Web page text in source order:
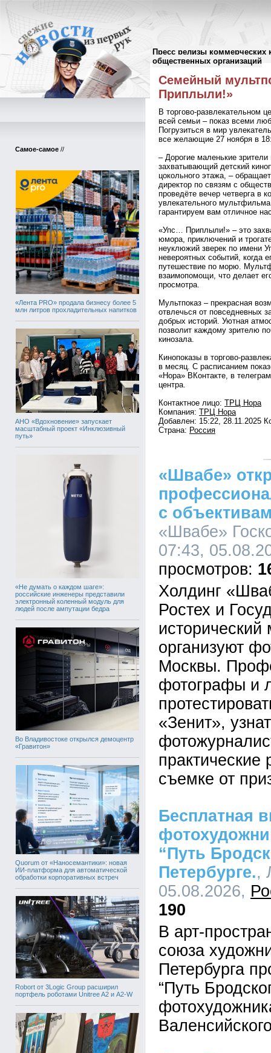
Пресс релизы коммерческих
общественных организаций
Самое-самое //
«Лента PRO» продала бизнесу более 5
млн литров прохладительных напитков
АНО «Вдохновение» запускает
масштабный проект «Инклюзивный
путь»
«Не думать о каждом шаге»:
российские инженеры представили
электронный коленный модуль для
людей после ампутации бедра
Во Владивостоке открылся демоцентр
«Гравитон»
Quorum от «Наносемантики»: новая
ИИ-платформа для автоматической
обработки корпоративных встреч
Robort от 3Logic Group расширил
портфель роботами Unitree A2 и A2-W
Пресс-релизы//
Семейный
Приплыли!»
В торгово-развлекательном
всей семьи – показ всеми
Погрузиться в мир
все желающие 27 ноября в
– Дорогие маленькие
захватывающий детский
цокольного этажа, –
директор по связям с
проведёте вечер четверга в
увлекательного
гарантируем вам отличное
«Упс… Приплыли!» – это
юмора, приключений и
неуклюжий зверек по имени
невероятных событий, когда
путешествие по морю.
взаимопомощи, что делает
просмотра.
Мультпоказ – прекрасная
отвлечься от повседневных
добрых историй. Уютная
позволит каждому зрителю
кинозала.
Кинопоказы в торгово-
в месяц. С расписанием
«Нора» ВКонтакте, в
центра.
Контактное лицо: ТРЦ Нора
Компания: ТРЦ Нора
Добавлен: 15:22, 28.11.2025
Страна: Россия
«Швабе»
с
«Швабе»
07:43,
Холдинг
Ростех и
исторический
организуют
Москвы.
фотографы и
«Зенит»,
съемке от
Бесплатная
“Путь
Петербурге.,
05.08.2026,
190
В арт-
союза
Петербурга
“Путь